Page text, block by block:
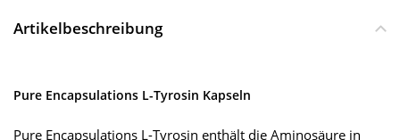
Artikelbeschreibung
Pure Encapsulations L-Tyrosin Kapseln
Pure Encapsulations L-Tyrosin enthält die Aminosäure in